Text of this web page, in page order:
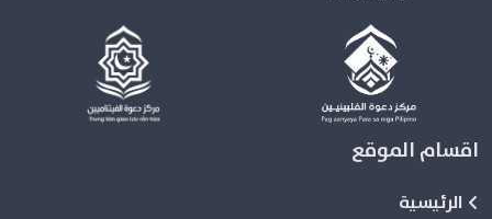
اقسام الموقع
الرئيسية